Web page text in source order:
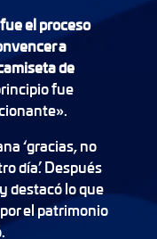
el proceso
a
de
fue
‘gracias, no
día’. Después
destacó lo que
el patrimonio